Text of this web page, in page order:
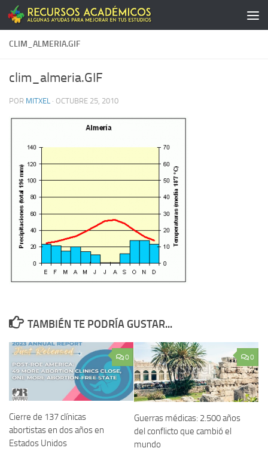
Saltar al contenido
CLIM_ALMERIA.GIF
clim_almeria.GIF
POR MITXEL · OCTUBRE 25, 2010
TAMBIÉN TE PODRÍA GUSTAR...
0
Cierre de 137 clínicas
abortistas en dos años en
Estados Unidos
0
Guerras médicas: 2.500 años
del conflicto que cambió el
mundo